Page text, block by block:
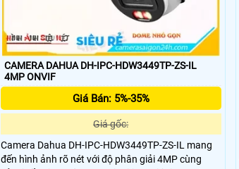
CAMERA DAHUA DH-IPC-HDW3449TP-ZS-IL
4MP ONVIF
Giá Bán: 5%-35%
Giá gốc:
Camera Dahua DH-IPC-HDW3449TP-ZS-IL mang
đến hình ảnh rõ nét với độ phân giải 4MP cùng